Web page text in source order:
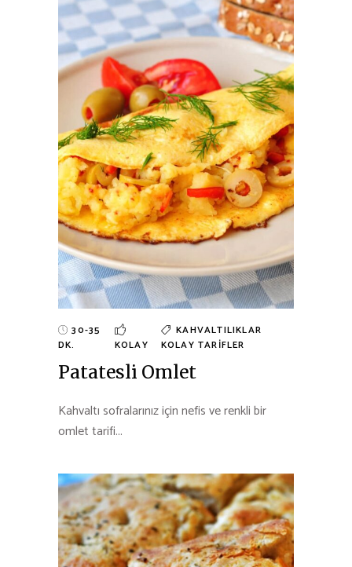
30-35
DK.
KOLAY
KAHVALTILIKLAR
KOLAY TARIFLER
Patatesli Omlet
Kahvaltı sofralarınız için nefis ve renkli bir
omlet tarifi...